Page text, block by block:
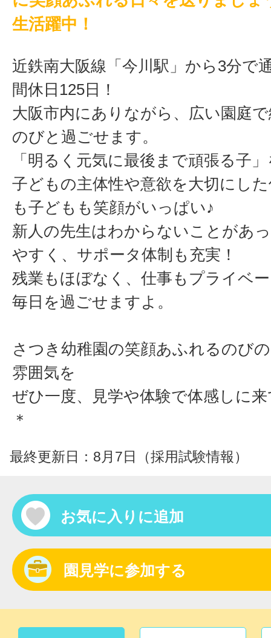
生活躍中！
近鉄南大阪線「今川駅」から3分で
間休日125日！
大阪市内にありながら、広い園庭
のびと過ごせます。
「明るく元気に最後まで頑張る子
子どもの主体性や意欲を大切にし
も子どもも笑顔がいっぱい♪
新人の先生はわからないことがあ
やすく、サポータ体制も充実！
残業もほぼなく、仕事もプライベ
毎日を過ごせますよ。
さつき幼稚園の笑顔あふれるのび
雰囲気を
ぜひ一度、見学や体験で体感しに
＊
最終更新日：8月7日（採用試験情報）
お気に入りに追加
園見学に参加する